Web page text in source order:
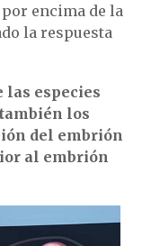
encima de la
la respuesta
las especies
los
del embrión
al embrión